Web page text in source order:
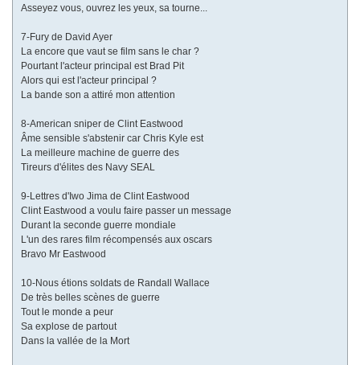
Asseyez vous, ouvrez les yeux, sa tourne...
7-Fury de David Ayer
La encore que vaut se film sans le char ?
Pourtant l'acteur principal est Brad Pit
Alors qui est l'acteur principal ?
La bande son a attiré mon attention
8-American sniper de Clint Eastwood
Âme sensible s'abstenir car Chris Kyle est
La meilleure machine de guerre des
Tireurs d'élites des Navy SEAL
9-Lettres d'Iwo Jima de Clint Eastwood
Clint Eastwood a voulu faire passer un message
Durant la seconde guerre mondiale
L'un des rares film récompensés aux oscars
Bravo Mr Eastwood
10-Nous étions soldats de Randall Wallace
De très belles scènes de guerre
Tout le monde a peur
Sa explose de partout
Dans la vallée de la Mort